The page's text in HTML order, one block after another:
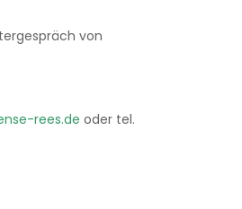
von
rees.de oder tel.